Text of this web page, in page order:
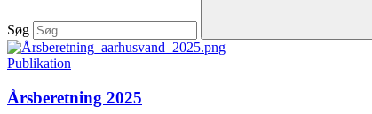
Søg
Publikation
Årsberetning 2025